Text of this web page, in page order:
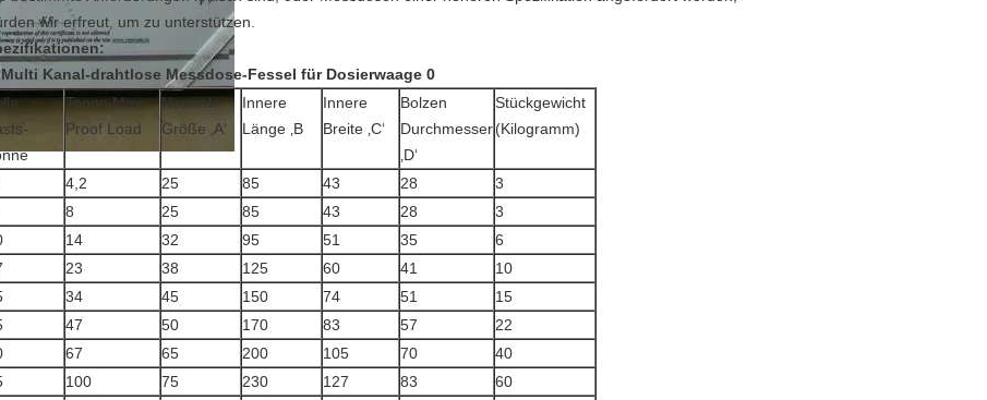
wir erfreut, um zu unterstützen.
Tonne Max.
Proof Load
Normale
Größe ‚A‘
Innere
Länge ‚B
Innere
Breite ‚C‘
Bolzen
Durchmesser
‚D‘
Stückgewicht
(Kilogramm)
4,2 25 85 43 28
3
8 25 85 43 28
3
14 32 95 51 35
6
23 38 125 60 41
10
34 45 150 74 51
15
47 50 170 83 57
22
67 65 200 105 70
40
100 75 230 127 83
60